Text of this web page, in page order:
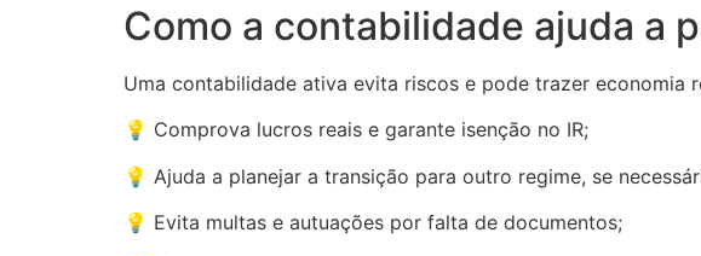
Como a contabilidade ajuda a
Uma contabilidade ativa evita riscos e pode trazer economia
💡 Comprova lucros reais e garante isenção no IR;
💡 Ajuda a planejar a transição para outro regime, se
💡 Evita multas e autuações por falta de documentos;